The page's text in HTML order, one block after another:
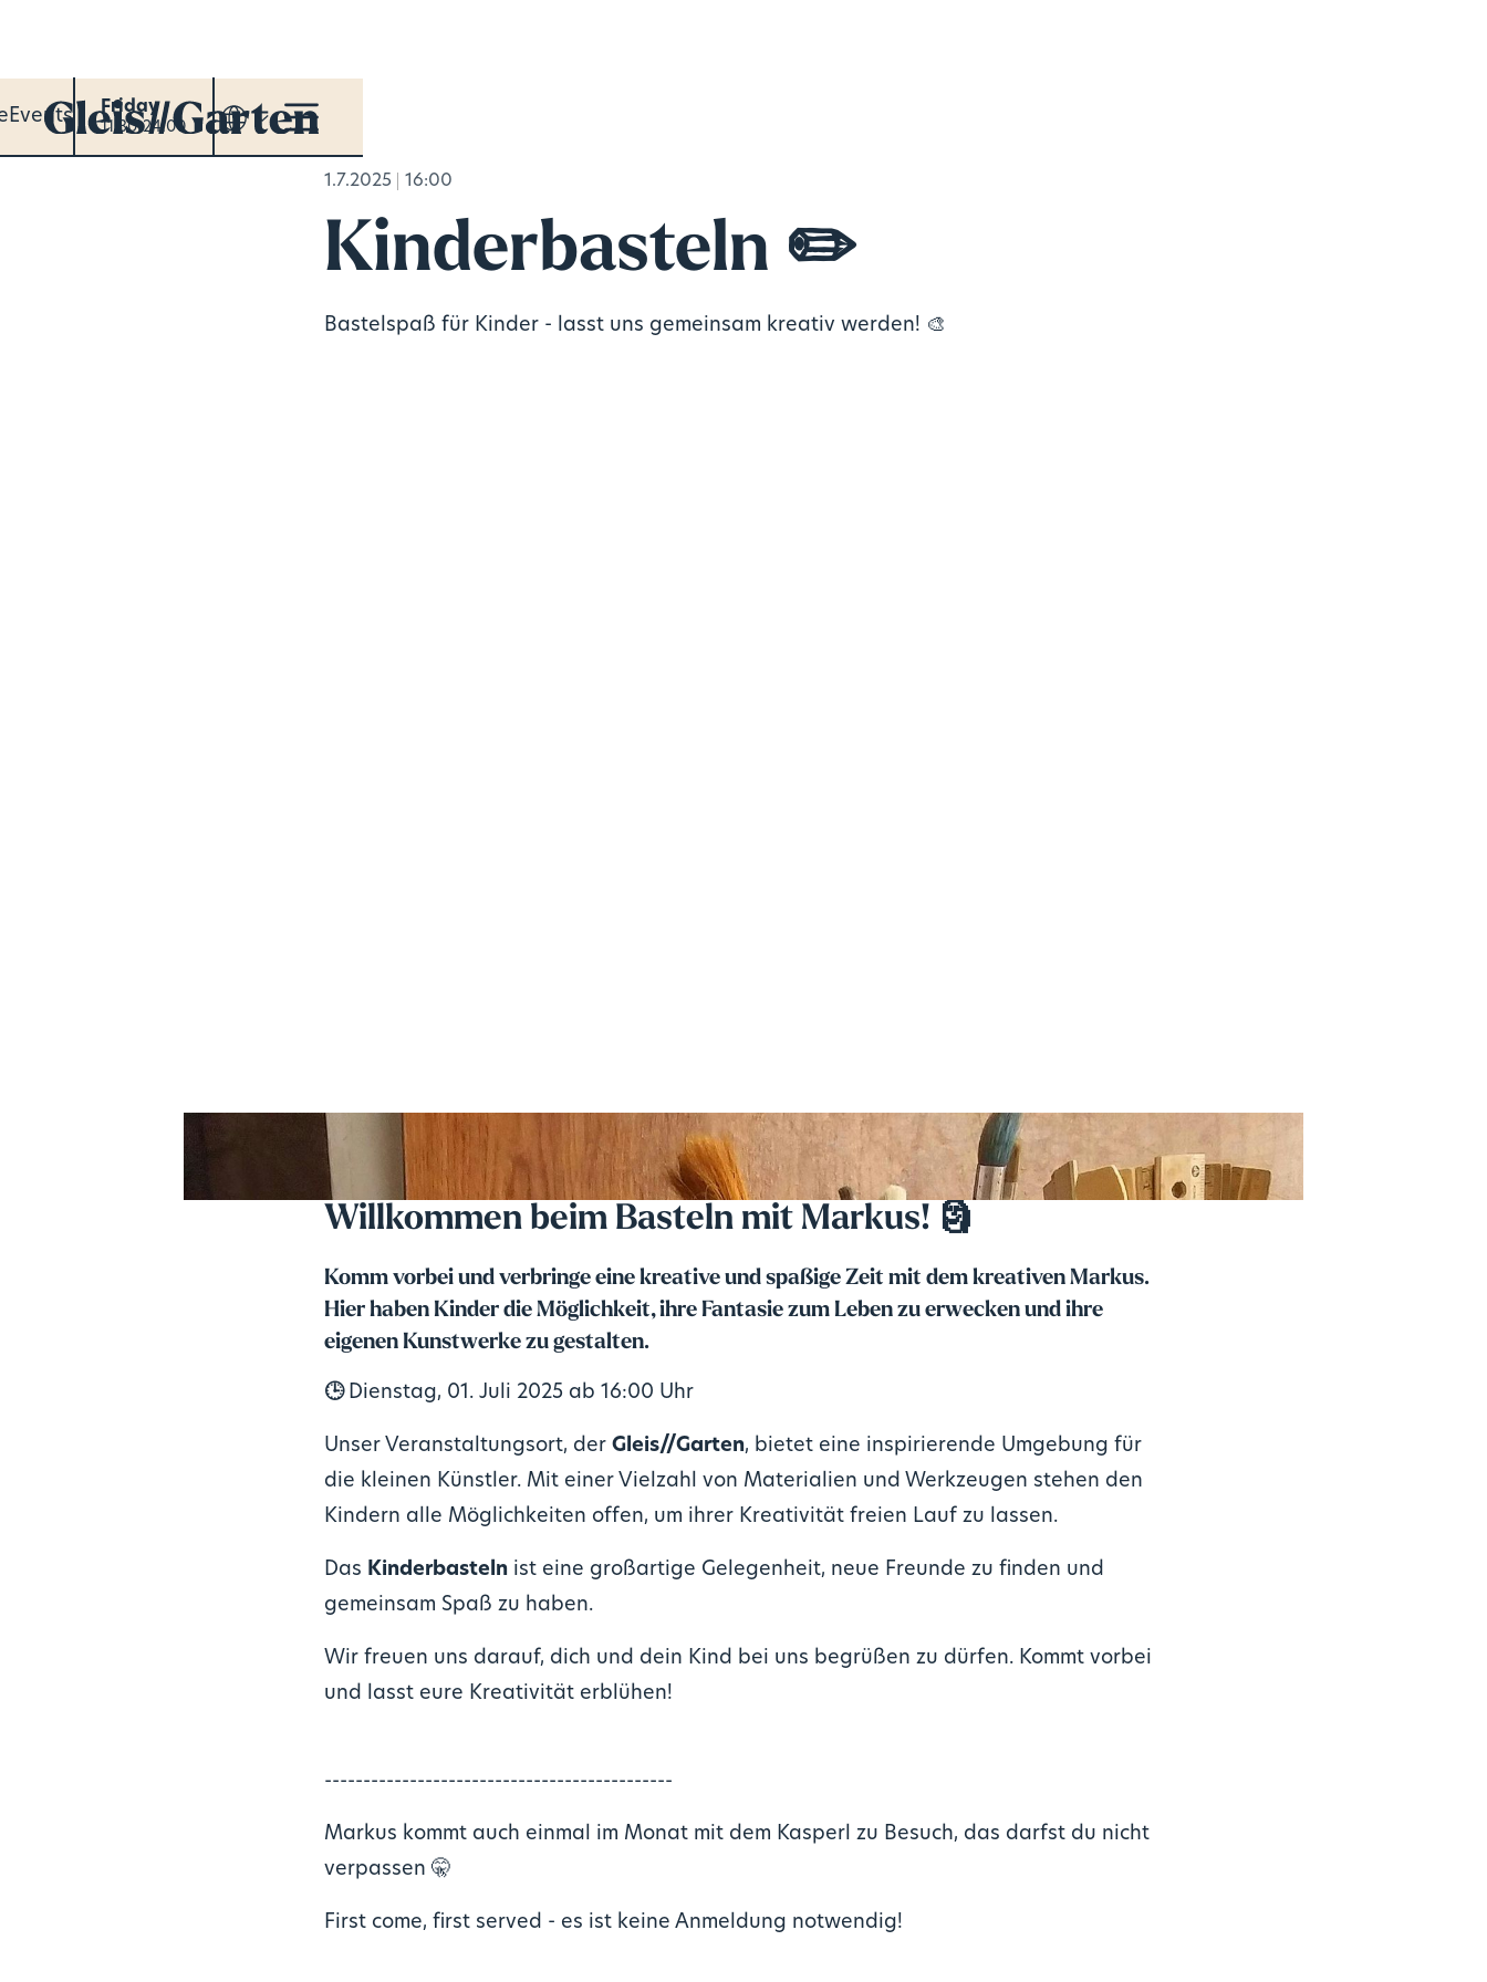
Events Friday
11:30-24:00
1.7.2025 16:00
Kinderbasteln ✏️
Bastelspaß für Kinder - lasst uns gemeinsam kreativ werden! 🎨
Willkommen beim Basteln mit Markus! 🗿
Komm vorbei und verbringe eine kreative und spaßige Zeit mit dem kreativen Markus.
Hier haben Kinder die Möglichkeit, ihre Fantasie zum Leben zu erwecken und ihre
eigenen Kunstwerke zu gestalten.
🕒 Dienstag, 01. Juli 2025 ab 16:00 Uhr
Unser Veranstaltungsort, der Gleis//Garten, bietet eine inspirierende Umgebung für
die kleinen Künstler. Mit einer Vielzahl von Materialien und Werkzeugen stehen den
Kindern alle Möglichkeiten offen, um ihrer Kreativität freien Lauf zu lassen.
Das Kinderbastelnist eine großartige Gelegenheit, neue Freunde zu finden und
gemeinsam Spaß zu haben.
Wir freuen uns darauf, dich und dein Kind bei uns begrüßen zu dürfen. Kommt vorbei
und lasst eure Kreativität erblühen!
---------------------------------------------
Markus kommt auch einmal im Monat mit dem Kasperl zu Besuch, das darfst du nicht
verpassen 🤫
First come, first served - es ist keine Anmeldung notwendig!